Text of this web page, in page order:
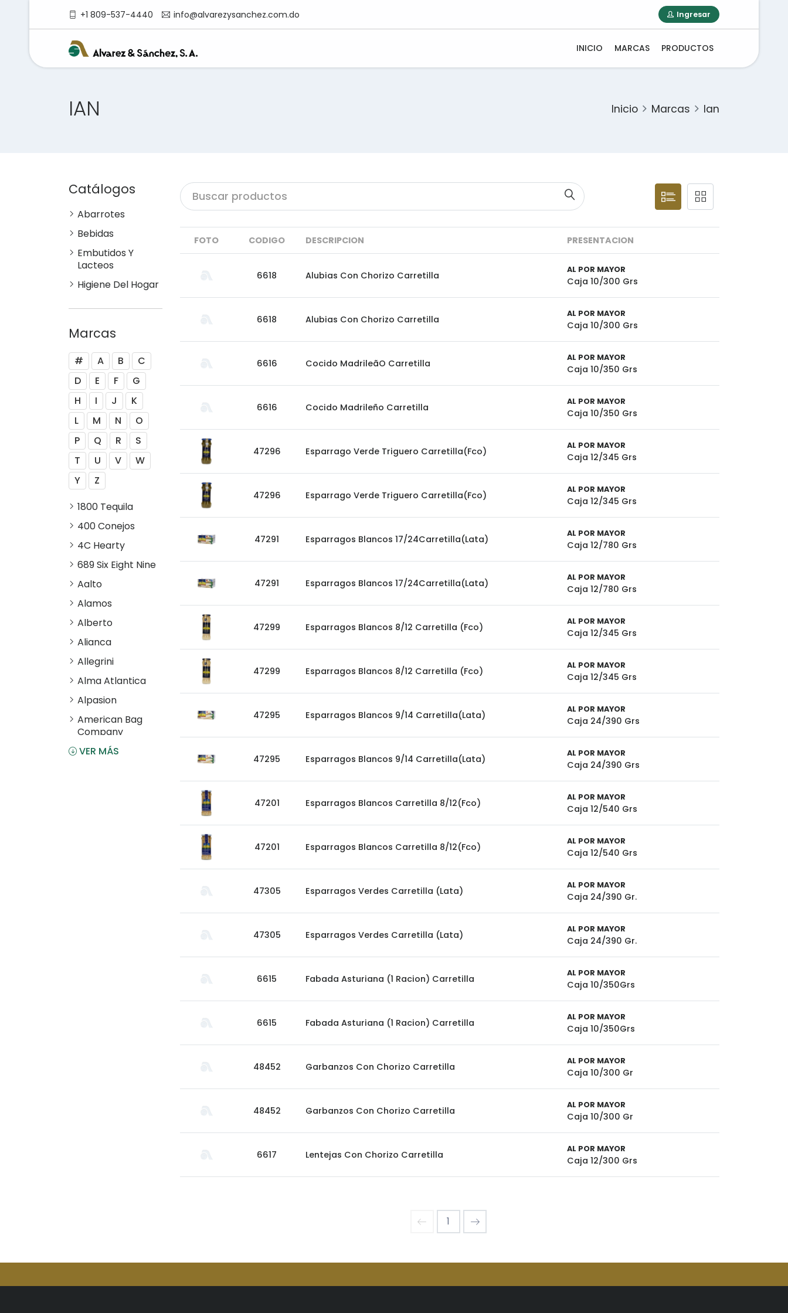
+1 809-537-4440 info@alvarezysanchez.com.do Ingresar
INICIO MARCAS PRODUCTOS
IAN Inicio Marcas Ian
FOTO CODIGO DESCRIPCION PRESENTACION
6618 Alubias Con Chorizo Carretilla
AL POR MAYOR
Caja 10/300 Grs
6618 Alubias Con Chorizo Carretilla
AL POR MAYOR
Caja 10/300 Grs
6616 Cocido MadrileãO Carretilla
AL POR MAYOR
Caja 10/350 Grs
6616 Cocido Madrileño Carretilla
AL POR MAYOR
Caja 10/350 Grs
47296 Esparrago Verde Triguero Carretilla(Fco)
AL POR MAYOR
Caja 12/345 Grs
47296 Esparrago Verde Triguero Carretilla(Fco)
AL POR MAYOR
Caja 12/345 Grs
47291 Esparragos Blancos 17/24Carretilla(Lata)
AL POR MAYOR
Caja 12/780 Grs
47291 Esparragos Blancos 17/24Carretilla(Lata)
AL POR MAYOR
Caja 12/780 Grs
47299 Esparragos Blancos 8/12 Carretilla (Fco)
AL POR MAYOR
Caja 12/345 Grs
47299 Esparragos Blancos 8/12 Carretilla (Fco)
AL POR MAYOR
Caja 12/345 Grs
47295 Esparragos Blancos 9/14 Carretilla(Lata)
AL POR MAYOR
Caja 24/390 Grs
47295 Esparragos Blancos 9/14 Carretilla(Lata)
AL POR MAYOR
Caja 24/390 Grs
47201 Esparragos Blancos Carretilla 8/12(Fco)
AL POR MAYOR
Caja 12/540 Grs
47201 Esparragos Blancos Carretilla 8/12(Fco)
AL POR MAYOR
Caja 12/540 Grs
47305 Esparragos Verdes Carretilla (Lata)
AL POR MAYOR
Caja 24/390 Gr.
47305 Esparragos Verdes Carretilla (Lata)
AL POR MAYOR
Caja 24/390 Gr.
6615 Fabada Asturiana (1 Racion) Carretilla
AL POR MAYOR
Caja 10/350Grs
6615 Fabada Asturiana (1 Racion) Carretilla
AL POR MAYOR
Caja 10/350Grs
48452 Garbanzos Con Chorizo Carretilla
AL POR MAYOR
Caja 10/300 Gr
48452 Garbanzos Con Chorizo Carretilla
AL POR MAYOR
Caja 10/300 Gr
6617 Lentejas Con Chorizo Carretilla
AL POR MAYOR
Caja 12/300 Grs
1
Catálogos
Abarrotes
Bebidas
Embutidos Y
Lacteos
Higiene Del Hogar
Marcas
# A B
C
D
E F
G
H
I J
K
L
M N
O
P
Q R
S
T
U V
W
Y
Z
1800 Tequila
400 Conejos
4C Hearty
689 Six Eight Nine
Aalto
Alamos
Alberto
Alianca
Allegrini
Alma Atlantica
Alpasion
American Bag
Company
Angostura
VER MÁS